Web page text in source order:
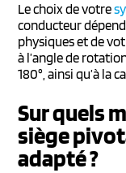
Le choix de votre
conducteur
physiques et de
à l’angle de
180°, ainsi qu’à la
Sur quels
siège
adapté ?